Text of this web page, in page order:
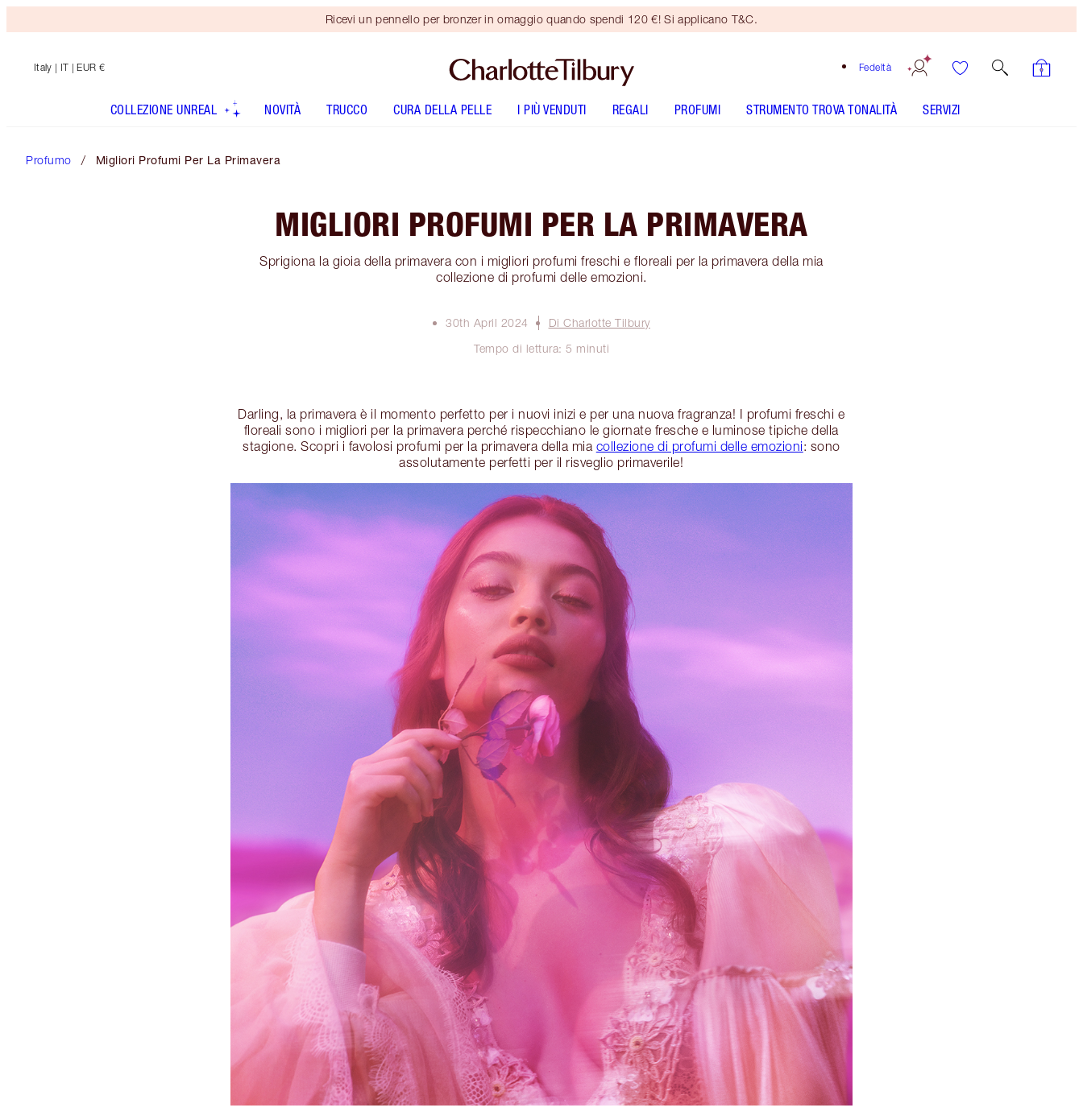
Ricevi un pennello per bronzer in omaggio quando spendi 120 €! Si applicano T&C.
Fedeltà
Italy | IT | EUR €
COLLEZIONE UNREAL NOVITÀ TRUCCO CURA DELLA PELLE I PIÙ VENDUTI REGALI PROFUMI STRUMENTO TROVA TONALITÀ SERVIZI
Profumo Migliori Profumi Per La Primavera
MIGLIORI PROFUMI PER LA PRIMAVERA
Sprigiona la gioia della primavera con i migliori profumi freschi e floreali per la primavera della mia
collezione di profumi delle emozioni.
30th April 2024
Di Charlotte Tilbury
Tempo di lettura: 5 minuti
Darling, la primavera è il momento perfetto per i nuovi inizi e per una nuova fragranza! I profumi freschi e
floreali sono i migliori per la primavera perché rispecchiano le giornate fresche e luminose tipiche della
stagione. Scopri i favolosi profumi per la primavera della mia collezione di profumi delle emozioni: sono
assolutamente perfetti per il risveglio primaverile!